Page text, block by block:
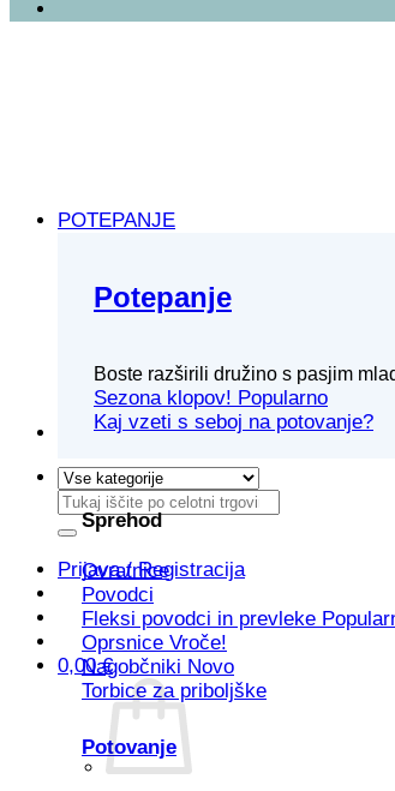
Išči:
Prijava / Registracija
0,00€
POTEPANJE
Potepanje
Boste razširili družino s pasjim
Sezona klopov!
Kaj vzeti s seboj na potovanje?
Sprehod
Ovratnice
Povodci
Fleksi povodci in prevleke
Oprsnice
Nagobčniki
Torbice za priboljške
Potovanje